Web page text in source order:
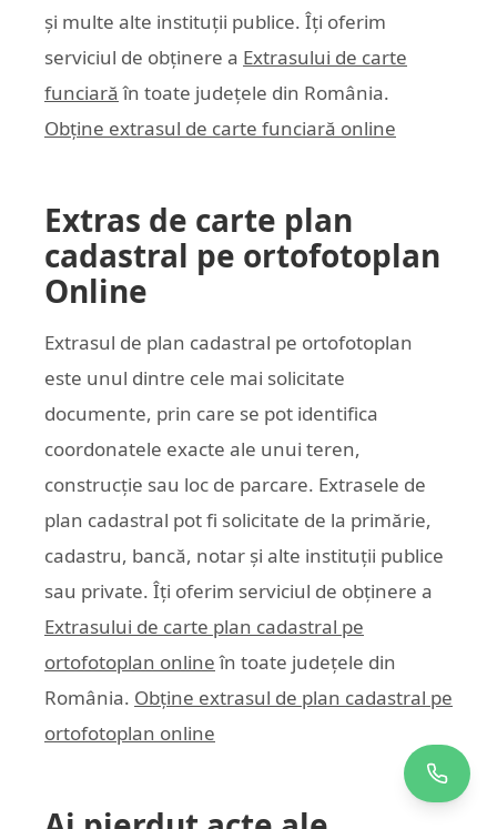
și multe alte instituții publice. Îți oferim
serviciul de obținere a Extrasului de carte
funciară în toate județele din România.
Obține extrasul de carte funciară online
Extras de carte plan
cadastral pe ortofotoplan
Online
Extrasul de plan cadastral pe ortofotoplan
este unul dintre cele mai solicitate
documente, prin care se pot identifica
coordonatele exacte ale unui teren,
construcție sau loc de parcare. Extrasele de
plan cadastral pot fi solicitate de la primărie,
cadastru, bancă, notar și alte instituții publice
sau private. Îți oferim serviciul de obținere a
Extrasului de carte plan cadastral pe
ortofotoplan online în toate județele din
România. Obține extrasul de plan cadastral pe
ortofotoplan online